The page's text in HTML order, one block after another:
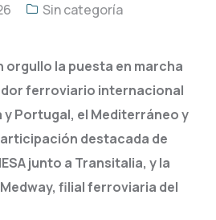
Sin categoría
orgullo la puesta en marcha
ferroviario internacional
y Portugal, el Mediterráneo y
destacada de
junto a Transitalia, y la
filial ferroviaria del